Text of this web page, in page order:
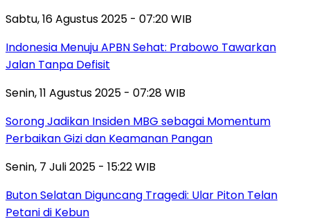
Sabtu, 16 Agustus 2025 - 07:20 WIB
Indonesia Menuju APBN Sehat: Prabowo Tawarkan
Jalan Tanpa Defisit
Senin, 11 Agustus 2025 - 07:28 WIB
Sorong Jadikan Insiden MBG sebagai Momentum
Perbaikan Gizi dan Keamanan Pangan
Senin, 7 Juli 2025 - 15:22 WIB
Buton Selatan Diguncang Tragedi: Ular Piton Telan
Petani di Kebun